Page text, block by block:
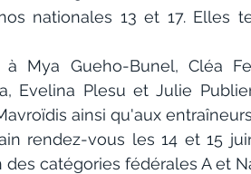
nationales 13 et 17. Elles
à Mya Gueho-Bunel, Cléa
Evelina Plesu et Julie
ainsi qu'aux
rendez-vous les 14 et 15
des catégories fédérales A et